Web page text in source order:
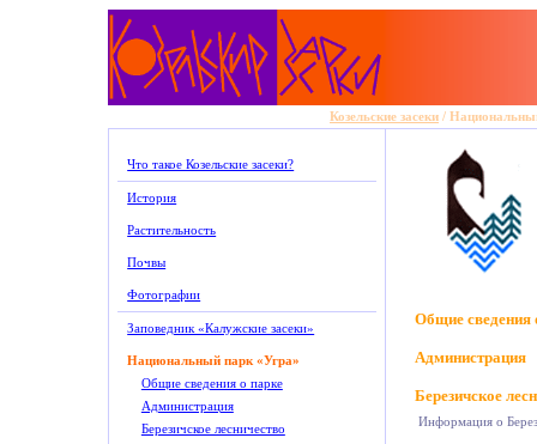
Козельские засеки/
Что такое Козельские засеки?
История
Растительность
Почвы
Фотографии
Заповедник «Калужские засеки»
Национальный парк «Угра»
Общие сведения о парке
Администрация
Березичское лесничество
Общие сведения
Администрация
Березичское
Информация о